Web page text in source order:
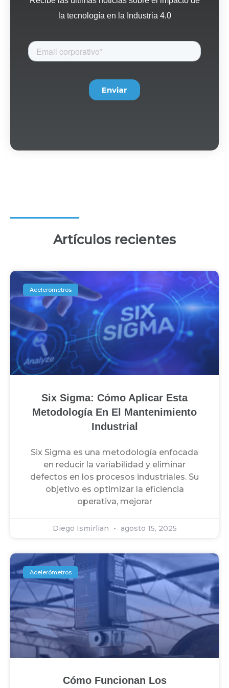
la tecnología en la Industria 4.0
Artículos recientes
Acelerómetros
Six Sigma: Cómo Aplicar Esta
Metodología En El Mantenimiento
Industrial
Six Sigma es una metodología enfocada
en reducir la variabilidad y eliminar
defectos en los procesos industriales. Su
objetivo es optimizar la eficiencia
operativa, mejorar
Diego Ismirlian agosto 15, 2025
Acelerómetros
Cómo Funcionan Los